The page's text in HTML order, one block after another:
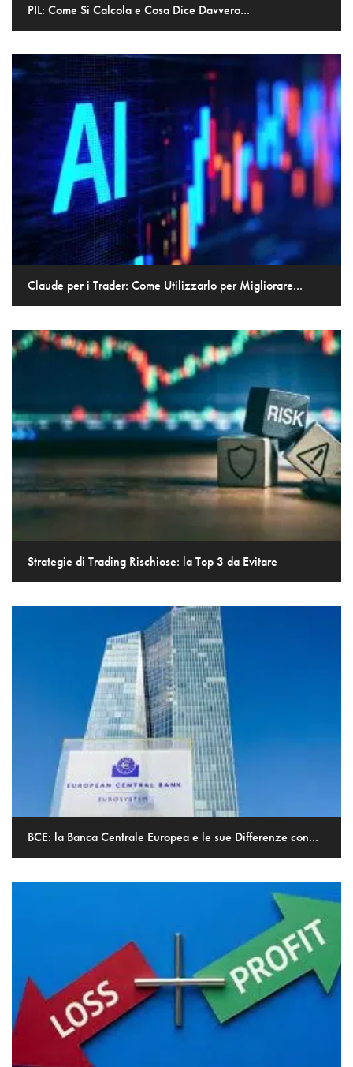
PIL: Come Si Calcola e Cosa Dice Davvero...
Claude per i Trader: Come Utilizzarlo per Migliorare...
Strategie di Trading Rischiose: la Top 3 da Evitare
BCE: la Banca Centrale Europea e le sue Differenze con...